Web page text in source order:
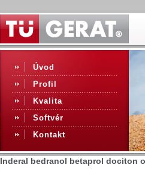
Úvod
Profil
Kvalita
Softvér
Kontakt
Inderal bedranol betaprol dociton